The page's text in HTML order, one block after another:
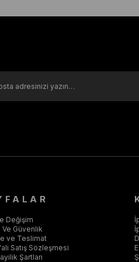
Değişim
Ve Güvenlik
ve Teslimat
Satış Sözleşmesi
Şartları